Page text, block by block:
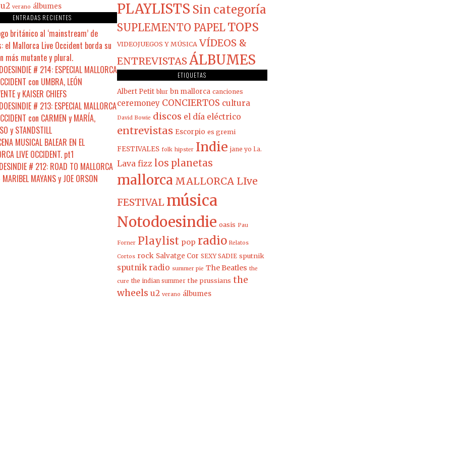
u2 verano álbumes
ENTRADAS RECIENTES
británico al ‘mainstream’ de
el Mallorca Live Occident borda su
más mutante y plural.
# 214: ESPECIAL MALLORCA
con UMBRA, LEÓN
y KAISER CHIEFS
# 213: ESPECIAL MALLORCA
con CARMEN y MARÍA,
y STANDSTILL
MUSICAL BALEAR EN EL
LIVE OCCIDENT. pt1
# 212: ROAD TO MALLORCA
MAYANS y JOE ORSON
PLAYLISTS Sin categoría
SUPLEMENTO PAPEL TOPS
VIDEOJUEGOS Y MÚSICA VÍDEOS &
ENTREVISTASÁLBUMES
ETIQUETAS
Albert Petit blur bn mallorca canciones
ceremoney CONCIERTOS cultura
David Bowie discos el día eléctrico
entrevistas Escorpio es gremi
FESTIVALES folk hipster Indie jane yo l.a.
Lava fizz los planetas
mallorca MALLORCA LIve
FESTIVAL música
Notodoesindie oasis Pau
Forner Playlist pop radio Relatos
Cortos rock Salvatge Cor SEXY SADIE sputnik
sputnik radio summer pie The Beatles the
cure the indian summer the prussians the
wheels u2 verano álbumes